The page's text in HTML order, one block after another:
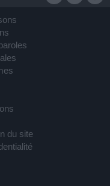
du site